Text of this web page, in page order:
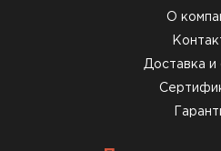
О
Доставка и